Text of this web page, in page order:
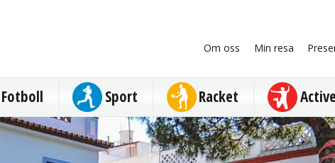
Om oss Min resa
Fotboll Sport Racket Active